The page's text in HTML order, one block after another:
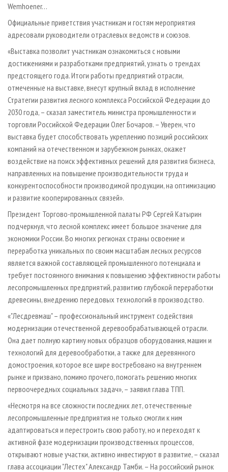
Wemhoener…
Официальные приветствия участникам и гостям мероприятия
адресовали руководители отраслевых ведомств и союзов.
«Выставка позволит участникам ознакомиться с новыми
достижениями и разработками предприятий, узнать о трендах
предстоящего года. Итоги работы предприятий отрасли,
отмеченные на выставке, внесут крупный вклад в исполнение
Стратегии развития лесного комплекса Российской Федерации до
2030 года, – сказал заместитель министра промышленности и
торговли Российской Федерации Oлег Бочаров. – Уверен, что
выставка будет способствовать укреплению позиций российских
компаний на отечественном и зарубежном рынках, окажет
воздействие на поиск эффективных решений для развития бизнеса,
направленных на повышение производительности труда и
конкурентоспособности производимой продукции, на оптимизацию
и развитие кооперированных связей».
Президент Торгово-промышленной палаты РФ Сергей Катырин
подчеркнул, что лесной комплекс имеет большое значение для
экономики России. Во многих регионах страны освоение и
переработка уникальных по своим масштабам лесных ресурсов
является важной составляющей промышленного потенциала и
требует постоянного внимания к повышению эффективности работы
лесопромышленных предприятий, развитию глубокой переработки
древесины, внедрению передовых технологий в производство.
«"Лесдревмаш" – профессиональный инструмент содействия
модернизации отечественной дерево­обрабатывающей отрасли.
Она дает полную картину новых образцов оборудования, машин и
технологий для деревообработки, а также для деревянного
домостроения, которое все шире востребовано на внутреннем
рынке и призвано, помимо прочего, помогать решению многих
первоочередных социальных задач», – заявил глава ТПП.
«Несмотря на все сложности последних лет, отечественные
лесопромышленные предприятия не только смогли к ним
адаптироваться и перестроить свою работу, но и переходят к
активной фазе модернизации производственных процессов,
открывают новые участки, активно инвестируют в развитие, – сказал
глава ассоциации "Лестех" Александр Тамби. – На российский рынок